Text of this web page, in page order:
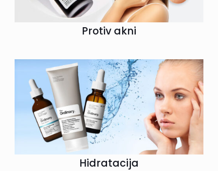
Protiv akni
Hidratacija